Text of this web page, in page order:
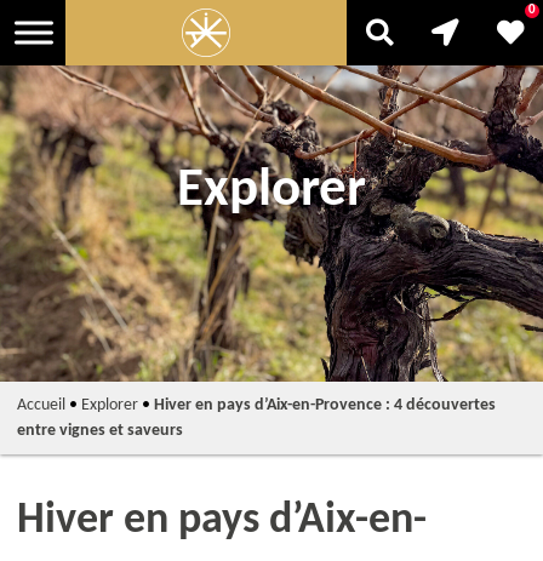
Explorer
0
Accueil• Explorer• Hiver en pays d’Aix-en-Provence : 4 découvertes
entre vignes et saveurs
Hiver en pays d’Aix-en-